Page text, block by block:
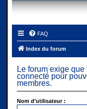
FAQ
Index du forum
Le forum exige
connecté pour
membres.
Nom d’utilisateur :